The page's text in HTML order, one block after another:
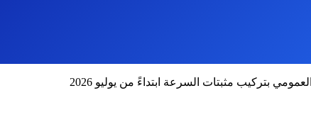
بتركيب مثبتات السرعة ابتداءً من يوليو 2026